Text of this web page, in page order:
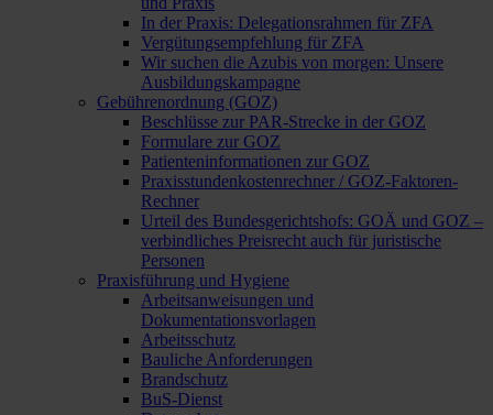
In der Praxis: Delegationsrahmen für ZFA
Vergütungsempfehlung für ZFA
Wir suchen die Azubis von morgen: Unsere
Ausbildungskampagne
Gebührenordnung (GOZ)
Beschlüsse zur PAR-Strecke in der GOZ
Formulare zur GOZ
Patienteninformationen zur GOZ
Praxisstundenkostenrechner / GOZ-Faktoren-
Rechner
Urteil des Bundesgerichtshofs: GOÄ und GOZ –
verbindliches Preisrecht auch für juristische
Personen
Praxisführung und Hygiene
Arbeitsanweisungen und
Dokumentationsvorlagen
Arbeitsschutz
Bauliche Anforderungen
Brandschutz
BuS-Dienst